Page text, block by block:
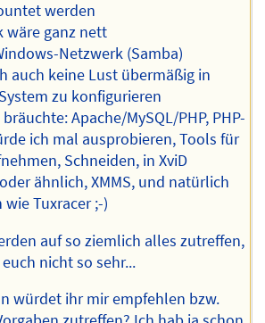
werden
wäre ganz nett
Netzwerk (Samba)
auch keine Lust übermäßig in
zu konfigurieren
Apache/MySQL/PHP, PHP-
ich mal ausprobieren, Tools für
Schneiden, in XviD
ähnlich, XMMS, und natürlich
Tuxracer ;-)
auf so ziemlich alles zutreffen,
nicht so sehr...
würdet ihr mir empfehlen bzw.